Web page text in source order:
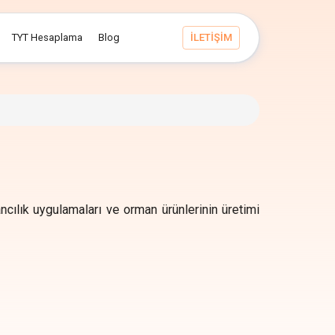
TYT Hesaplama Blog İLETİŞİM
uygulamaları ve orman ürünlerinin üretimi